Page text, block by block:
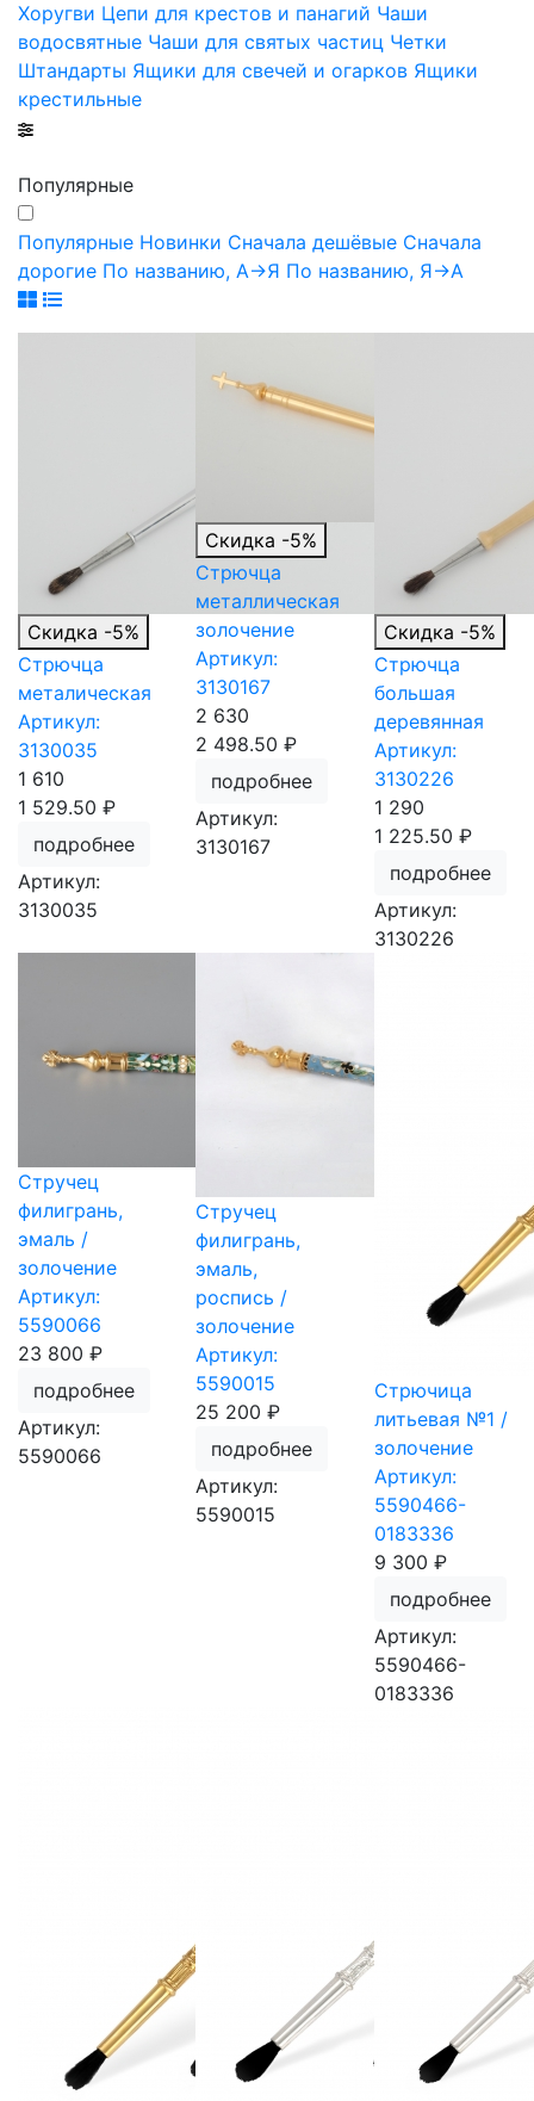
Хоругви Цепи для крестов и панагий Чаши
водосвятные Чаши для святых частиц Четки
Штандарты Ящики для свечей и огарков Ящики
крестильные
Популярные
Популярные Новинки Сначала дешёвые Сначала
дорогие По названию, А->Я По названию, Я->А
Скидка -5%
Стрючца
металическая
Артикул:
3130035
1 610
1 529.50 ₽
подробнее
Артикул:
3130035
Скидка -5%
Стрючца
металлическая
золочение
Артикул:
3130167
2 630
2 498.50 ₽
подробнее
Артикул:
3130167
Скидка -5%
Стрючца
большая
деревянная
Артикул:
3130226
1 290
1 225.50 ₽
подробнее
Артикул:
3130226
Стручец
филигрань,
эмаль /
золочение
Артикул:
5590066
23 800 ₽
подробнее
Артикул:
5590066
Стручец
филигрань,
эмаль,
роспись /
золочение
Артикул:
5590015
25 200 ₽
подробнее
Артикул:
5590015
Стрючица
литьевая №1 /
золочение
Артикул:
5590466-
0183336
9 300 ₽
подробнее
Артикул:
5590466-
0183336